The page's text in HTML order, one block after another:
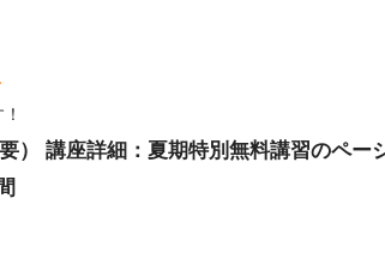
） 講座詳細：夏期特別無料講習のペー